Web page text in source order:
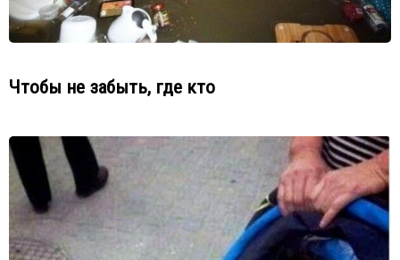
Чтобы не забыть, где кто